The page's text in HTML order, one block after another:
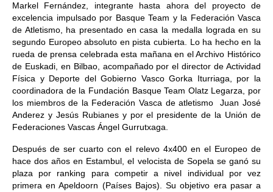
Markel Fernández, integrante hasta ahora del proyecto de
excelencia impulsado por Basque Team y la Federación Vasca
de Atletismo, ha presentado en casa la medalla lograda en su
segundo Europeo absoluto en pista cubierta. Lo ha hecho en la
rueda de prensa celebrada esta mañana en el Archivo Histórico
de Euskadi, en Bilbao, acompañado por el director de Actividad
Física y Deporte del Gobierno Vasco Gorka Iturriaga, por la
coordinadora de la Fundación Basque Team Olatz Legarza, por
los miembros de la Federación Vasca de atletismo Juan José
Anderez y Jesús Rubianes y por el presidente de la Unión de
Federaciones Vascas Ángel Gurrutxaga.
Después de ser cuarto con el relevo 4x400 en el Europeo de
hace dos años en Estambul, el velocista de Sopela se ganó su
plaza por ranking para competir a nivel individual por vez
primera en Apeldoorn (Países Bajos). Su objetivo era pasar a